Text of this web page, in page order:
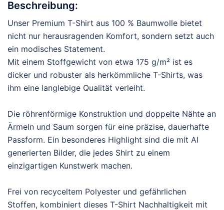
Beschreibung:
Unser Premium T-Shirt aus 100 % Baumwolle bietet
nicht nur herausragenden Komfort, sondern setzt auch
ein modisches Statement.
Mit einem Stoffgewicht von etwa 175 g/m² ist es
dicker und robuster als herkömmliche T-Shirts, was
ihm eine langlebige Qualität verleiht.
Die röhrenförmige Konstruktion und doppelte Nähte an
Ärmeln und Saum sorgen für eine präzise, dauerhafte
Passform. Ein besonderes Highlight sind die mit AI
generierten Bilder, die jedes Shirt zu einem
einzigartigen Kunstwerk machen.
Frei von recyceltem Polyester und gefährlichen
Stoffen, kombiniert dieses T-Shirt Nachhaltigkeit mit